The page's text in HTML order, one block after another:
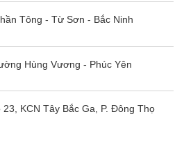
Tông - Từ Sơn - Bắc Ninh
Hùng Vương - Phúc Yên
23, KCN Tây Bắc Ga, P. Đông Thọ